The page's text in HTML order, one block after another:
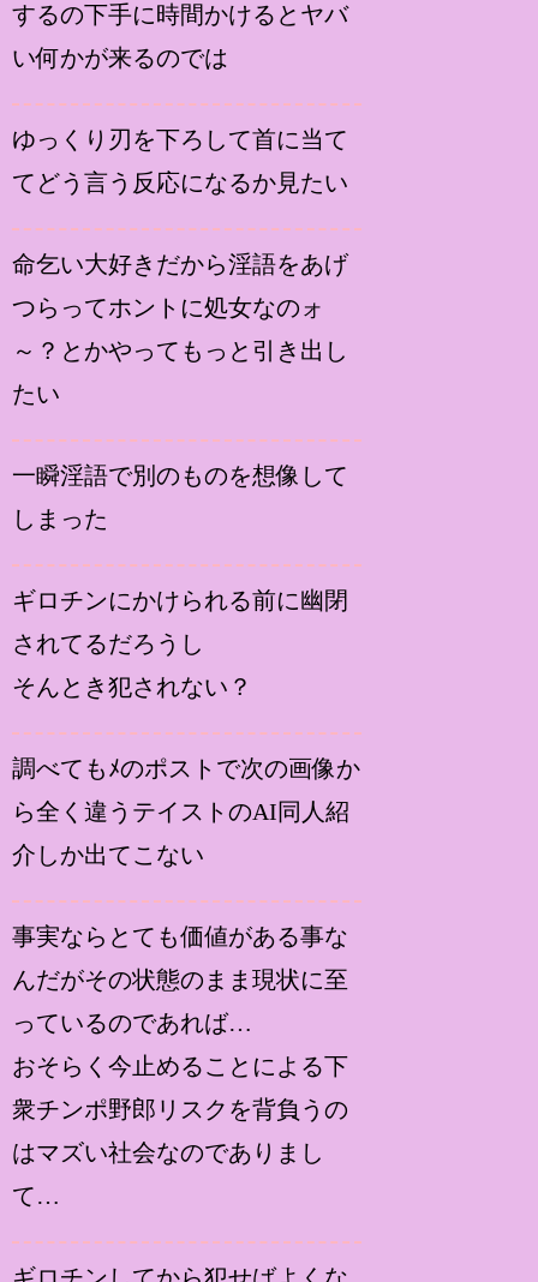
するの下手に時間かけるとヤバ
い何かが来るのでは
ゆっくり刃を下ろして首に当て
てどう言う反応になるか見たい
命乞い大好きだから淫語をあげ
つらってホントに処女なのォ
～？とかやってもっと引き出し
たい
一瞬淫語で別のものを想像して
しまった
ギロチンにかけられる前に幽閉
されてるだろうし
そんとき犯されない？
調べてもﾒのポストで次の画像か
ら全く違うテイストのAI同人紹
介しか出てこない
事実ならとても価値がある事な
んだがその状態のまま現状に至
っているのであれば…
おそらく今止めることによる下
衆チンポ野郎リスクを背負うの
はマズい社会なのでありまし
て…